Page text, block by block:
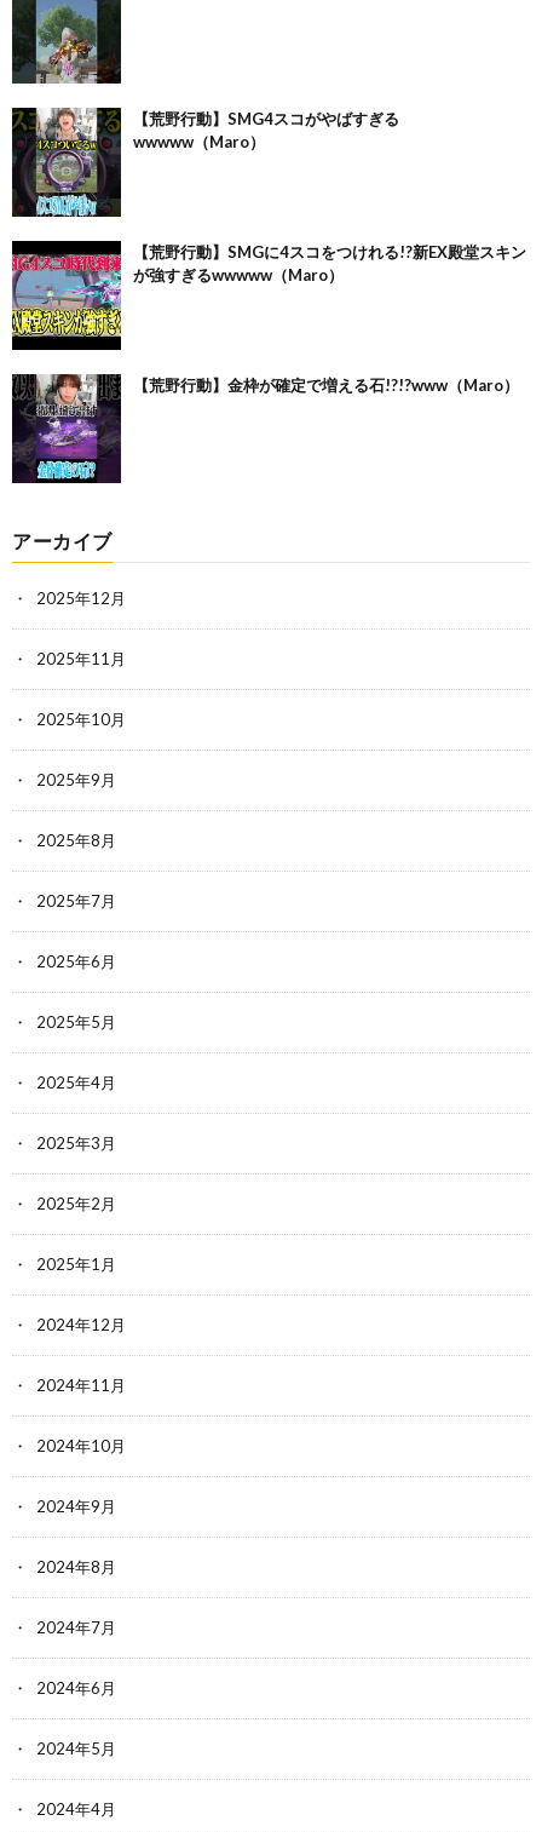
【荒野行動】SMG4スコがやばすぎる
wwwww（Maro）
【荒野行動】SMGに4スコをつけれる!?新EX殿堂スキン
が強すぎるwwwww（Maro）
【荒野行動】金枠が確定で増える石!?!?www（Maro）
アーカイブ
2025年12月
2025年11月
2025年10月
2025年9月
2025年8月
2025年7月
2025年6月
2025年5月
2025年4月
2025年3月
2025年2月
2025年1月
2024年12月
2024年11月
2024年10月
2024年9月
2024年8月
2024年7月
2024年6月
2024年5月
2024年4月